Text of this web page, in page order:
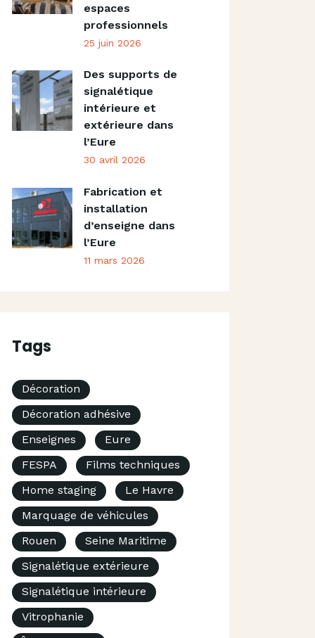
espaces
professionnels
25 juin 2026
Des supports de
signalétique
intérieure et
extérieure dans
l’Eure
30 avril 2026
Fabrication et
installation
d’enseigne dans
l’Eure
11 mars 2026
Tags
Décoration
Décoration adhésive
Enseignes
Eure
FESPA
Films techniques
Home staging
Le Havre
Marquage de véhicules
Rouen
Seine Maritime
Signalétique extérieure
Signalétique intérieure
Vitrophanie